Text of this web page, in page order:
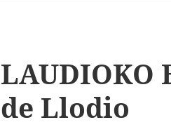
LAUDIOKO
de Llodio